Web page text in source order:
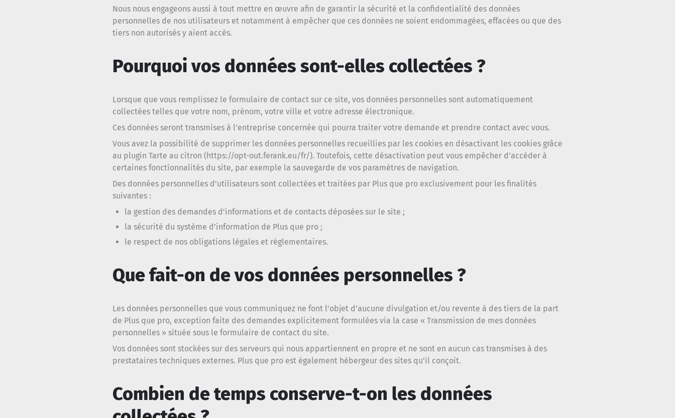
Nous nous engageons aussi à tout mettre en œuvre afin de garantir la sécurité et la confidentialité des données
personnelles de nos utilisateurs et notamment à empêcher que ces données ne soient endommagées, effacées ou que des
tiers non autorisés y aient accès.
Pourquoi vos données sont-elles collectées ?
Lorsque que vous remplissez le formulaire de contact sur ce site, vos données personnelles sont automatiquement
collectées telles que votre nom, prénom, votre ville et votre adresse électronique.
Ces données seront transmises à l'entreprise concernée qui pourra traiter votre demande et prendre contact avec vous.
Vous avez la possibilité de supprimer les données personnelles recueillies par les cookies en désactivant les cookies grâce
au plugin Tarte au citron (https://opt-out.ferank.eu/fr/). Toutefois, cette désactivation peut vous empêcher d’accéder à
certaines fonctionnalités du site, par exemple la sauvegarde de vos paramètres de navigation.
Des données personnelles d’utilisateurs sont collectées et traitées par Plus que pro exclusivement pour les finalités
suivantes :
la gestion des demandes d’informations et de contacts déposées sur le site ;
la sécurité du système d’information de Plus que pro ;
le respect de nos obligations légales et réglementaires.
Que fait-on de vos données personnelles ?
Les données personnelles que vous communiquez ne font l’objet d’aucune divulgation et/ou revente à des tiers de la part
de Plus que pro, exception faite des demandes explicitement formulées via la case « Transmission de mes données
personnelles » située sous le formulaire de contact du site.
Vos données sont stockées sur des serveurs qui nous appartiennent en propre et ne sont en aucun cas transmises à des
prestataires techniques externes. Plus que pro est également hébergeur des sites qu'il conçoit.
Combien de temps conserve-t-on les données